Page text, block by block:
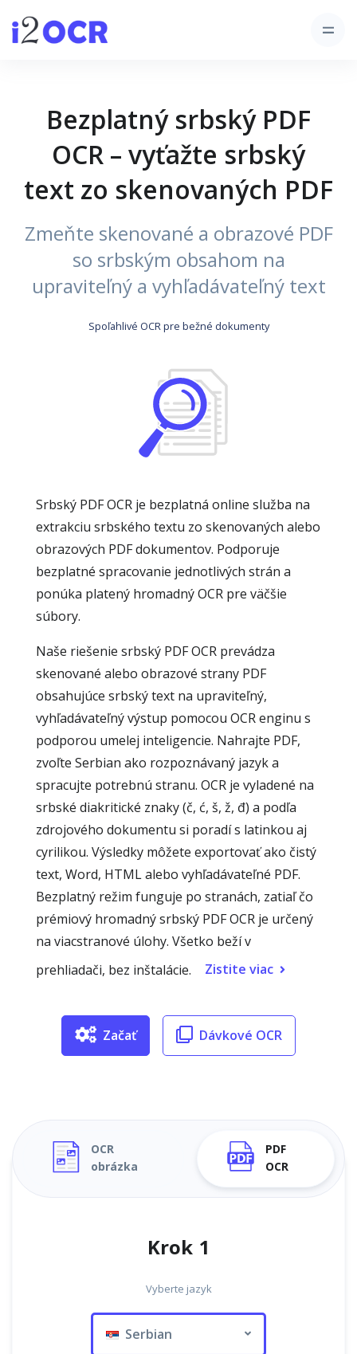
Bezplatný srbský PDF
OCR – vyťažte srbský
text zo skenovaných PDF
Zmeňte skenované a obrazové PDF
so srbským obsahom na
upraviteľný a vyhľadávateľný text
Spoľahlivé OCR pre bežné dokumenty
Srbský PDF OCR je bezplatná online služba na
extrakciu srbského textu zo skenovaných alebo
obrazových PDF dokumentov. Podporuje
bezplatné spracovanie jednotlivých strán a
ponúka platený hromadný OCR pre väčšie
súbory.
Naše riešenie srbský PDF OCR prevádza
skenované alebo obrazové strany PDF
obsahujúce srbský text na upraviteľný,
vyhľadávateľný výstup pomocou OCR enginu s
podporou umelej inteligencie. Nahrajte PDF,
zvoľte Serbian ako rozpoznávaný jazyk a
spracujte potrebnú stranu. OCR je vyladené na
srbské diakritické znaky (č, ć, š, ž, đ) a podľa
zdrojového dokumentu si poradí s latinkou aj
cyrilikou. Výsledky môžete exportovať ako čistý
text, Word, HTML alebo vyhľadávateľné PDF.
Bezplatný režim funguje po stranách, zatiaľ čo
prémiový hromadný srbský PDF OCR je určený
na viacstranové úlohy. Všetko beží v
prehliadači, bez inštalácie.
Zistite viac
Začať Dávkové OCR
OCR
obrázka
PDF
OCR
Krok 1
Vyberte jazyk
Serbian